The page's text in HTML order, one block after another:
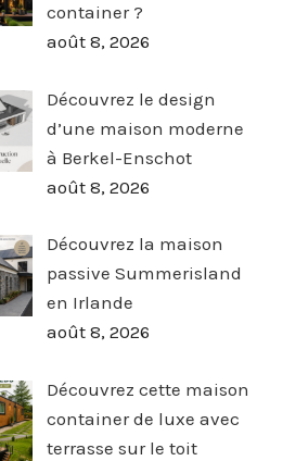
container ?
août 8, 2026
Découvrez le design
d’une maison moderne
à Berkel-Enschot
août 8, 2026
Découvrez la maison
passive Summerisland
en Irlande
août 8, 2026
Découvrez cette maison
container de luxe avec
terrasse sur le toit